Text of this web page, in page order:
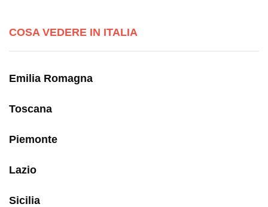
COSA VEDERE IN ITALIA
Emilia Romagna
Toscana
Piemonte
Lazio
Sicilia